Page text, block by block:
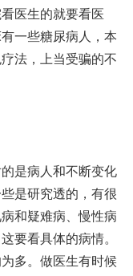
医生的就要看医
一些糖尿病人，本
法，上当受骗的不
是病人和不断变化
是研究透的，有很
和疑难病、慢性病
要看具体的病情。
多。做医生有时候